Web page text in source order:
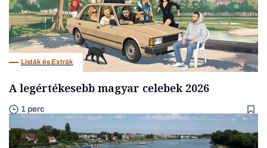
Listák és Extrák
A legértékesebb magyar celebek 2026
1 perc